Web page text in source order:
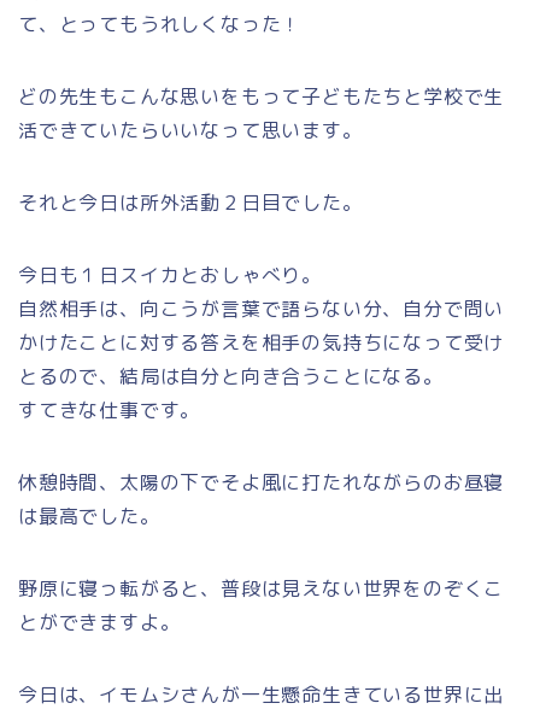
て、とってもうれしくなった！
どの先生もこんな思いをもって子どもたちと学校で生
活できていたらいいなって思います。
それと今日は所外活動２日目でした。
今日も１日スイカとおしゃべり。
自然相手は、向こうが言葉で語らない分、自分で問い
かけたことに対する答えを相手の気持ちになって受け
とるので、結局は自分と向き合うことになる。
すてきな仕事です。
休憩時間、太陽の下でそよ風に打たれながらのお昼寝
は最高でした。
野原に寝っ転がると、普段は見えない世界をのぞくこ
とができますよ。
今日は、イモムシさんが一生懸命生きている世界に出